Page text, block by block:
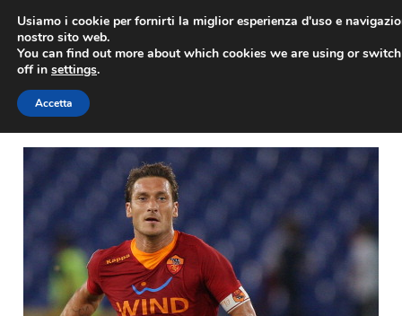
contenuto
Usiamo i cookie per fornirti la miglior esperienza d'uso e
nostro sito web.
You can find out more about which cookies we are using or
off in settings.
Accetta